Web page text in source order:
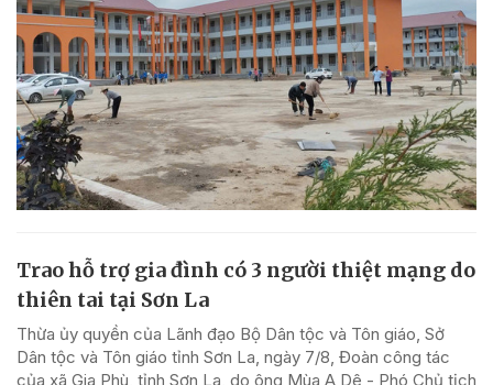
Trao hỗ trợ gia đình có 3 người thiệt mạng do
thiên tai tại Sơn La
Thừa ủy quyền của Lãnh đạo Bộ Dân tộc và Tôn giáo, Sở
Dân tộc và Tôn giáo tỉnh Sơn La, ngày 7/8, Đoàn công tác
của xã Gia Phù, tỉnh Sơn La, do ông Mùa A Dê - Phó Chủ tịch